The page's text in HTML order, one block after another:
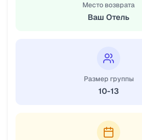
Место возврата
Ваш Отель
Размер группы
10-13